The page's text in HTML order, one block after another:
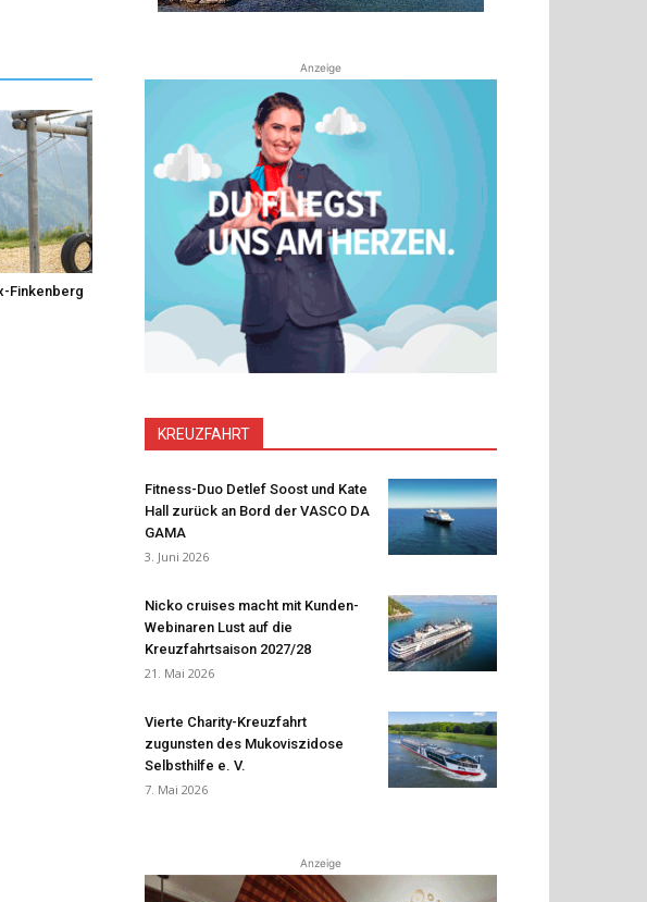
Finkenberg
Anzeige
KREUZFAHRT
Fitness-Duo Detlef Soost und Kate
Hall zurück an Bord der VASCO DA
GAMA
3. Juni 2026
Nicko cruises macht mit Kunden-
Webinaren Lust auf die
Kreuzfahrtsaison 2027/28
21. Mai 2026
Vierte Charity-Kreuzfahrt
zugunsten des Mukoviszidose
Selbsthilfe e. V.
7. Mai 2026
Anzeige